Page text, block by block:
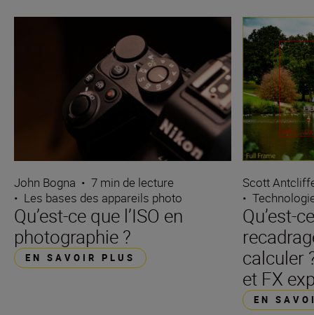
John Bogna • 7 min de lecture
• Les bases des appareils photo
Qu’est-ce que l’ISO en
photographie ?
EN SAVOIR PLUS
Scott
•
Qu’est-
calculer
et FX
EN